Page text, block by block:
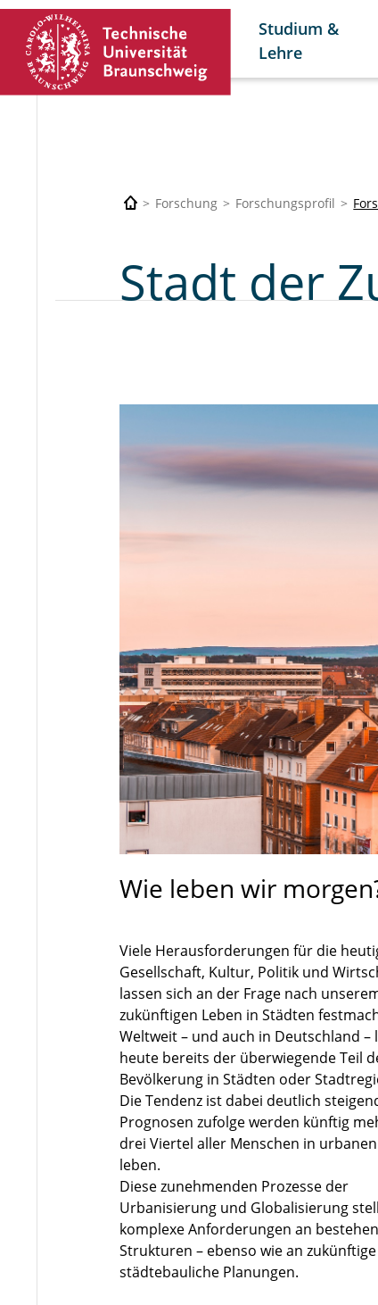
Studium &
Lehre
Forschung Forschungsprofil
Stadt der
Wie leben wir
Viele Herausforderungen für die
Gesellschaft, Kultur, Politik und
lassen sich an der Frage nach
zukünftigen Leben in Städten
Weltweit – und auch in Deutschland –
heute bereits der überwiegende Teil
Bevölkerung in Städten oder
Die Tendenz ist dabei deutlich
Prognosen zufolge werden künftig
drei Viertel aller Menschen in
leben.
Diese zunehmenden Prozesse der
Urbanisierung und Globalisierung
komplexe Anforderungen an
Strukturen – ebenso wie an zukünftige
städtebauliche Planungen.